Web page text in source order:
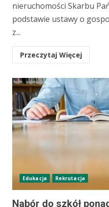
nieruchomości Skarbu
podstawie ustawy o
z...
Przeczytaj Więcej
Edukacja Rekrutacja
Nabór do szkół